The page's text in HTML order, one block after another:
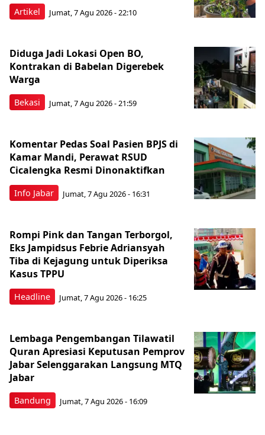
Artikel Jumat, 7 Agu 2026 - 22:10
Bekasi
Diduga Jadi Lokasi Open BO,
Kontrakan di Babelan Digerebek
Warga
Jumat, 7 Agu 2026 - 21:59
Info Jabar
Komentar Pedas Soal Pasien BPJS di
Kamar Mandi, Perawat RSUD
Cicalengka Resmi Dinonaktifkan
Jumat, 7 Agu 2026 - 16:31
Headline
Rompi Pink dan Tangan Terborgol,
Eks Jampidsus Febrie Adriansyah
Tiba di Kejagung untuk Diperiksa
Kasus TPPU
Jumat, 7 Agu 2026 - 16:25
Bandung
Lembaga Pengembangan Tilawatil
Quran Apresiasi Keputusan Pemprov
Jabar Selenggarakan Langsung MTQ
Jabar
Jumat, 7 Agu 2026 - 16:09